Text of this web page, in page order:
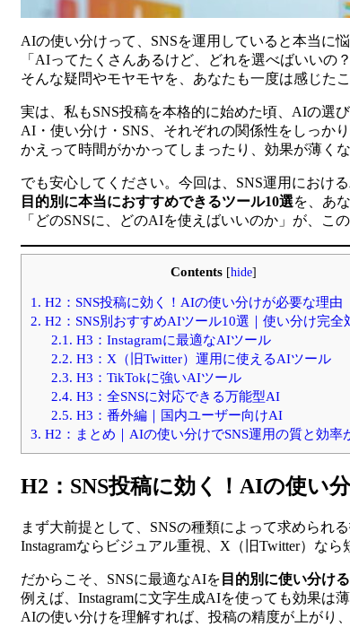
AIの使い分けって、SNSを運用していると本当に悩
「AIってたくさんあるけど、どれを選べばいいの
そんな疑問やモヤモヤを、あなたも一度は感じた
実は、私もSNS投稿を本格的に始めた頃、AIの選
AI・使い分け・SNS、それぞれの関係性をしっか
かえって時間がかかってしまったり、効果が薄く
でも安心してください。今回は、SNS運用における
目的別に本当におすすめできるツール10選を、あ
「どのSNSに、どのAIを使えばいいのか」が、こ
Contents [hide]
1. H2：SNS投稿に効く！AIの使い分けが必要な理由
2. H2：SNS別おすすめAIツール10選｜使い分け完全
2.1. H3：Instagramに最適なAIツール
2.2. H3：X（旧Twitter）運用に使えるAIツール
2.3. H3：TikTokに強いAIツール
2.4. H3：全SNSに対応できる万能型AI
2.5. H3：番外編｜国内ユーザー向けAI
3. H2：まとめ｜AIの使い分けでSNS運用の質と効率
H2：SNS投稿に効く！AIの使い
まず大前提として、SNSの種類によって求められ
Instagramならビジュアル重視、X（旧Twitter）なら
だからこそ、SNSに最適なAIを 目的別に使い分け
例えば、Instagramに文字生成AIを使っても効果は
AIの使い分けを理解すれば、投稿の精度が上がり